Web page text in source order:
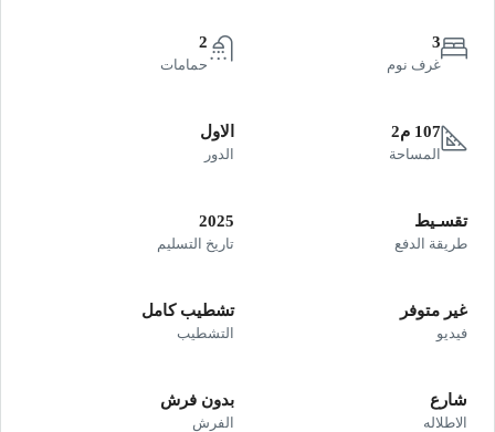
3
غرف نوم
2
حمامات
107 م2
المساحة
الاول
الدور
تقسـيط
طريقة الدفع
2025
تاريخ التسليم
غير متوفر
فيديو
تشطيب كامل
التشطيب
شارع
الاطلاله
بدون فرش
الفرش